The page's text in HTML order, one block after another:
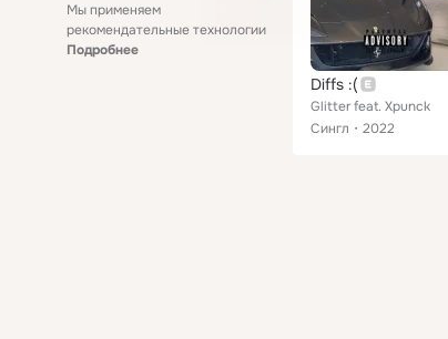
Мы применяем
рекомендательные технологии
Подробнее
Diffs :(
Glitter feat. Xpunck
Сингл
2022